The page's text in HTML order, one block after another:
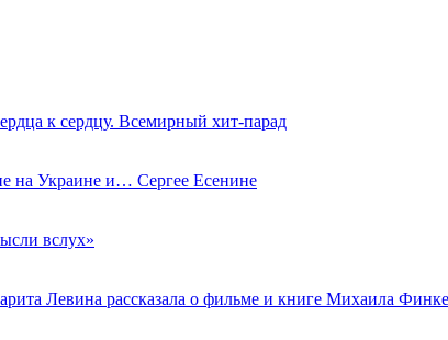
к сердцу. Всемирный хит-парад
на Украине и… Сергее Есенине
вслух»
Левина рассказала о фильме и книге Михаила